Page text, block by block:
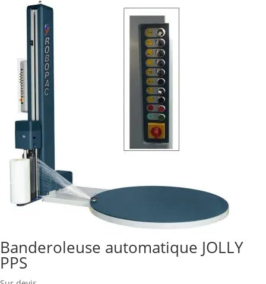
Banderoleuse automatique JOLLY
PPS